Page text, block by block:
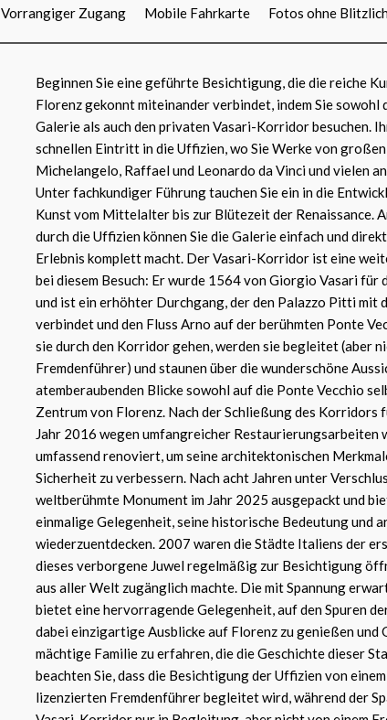
Vorrangiger Zugang Mobile Fahrkarte Fotos ohne
Beginnen Sie eine geführte Besichtigung, die die reiche
Florenz gekonnt miteinander verbindet, indem Sie sowohl
Galerie als auch den privaten Vasari-Korridor besuchen.
schnellen Eintritt in die Uffizien, wo Sie Werke von
Michelangelo, Raffael und Leonardo da Vinci und vielen
Unter fachkundiger Führung tauchen Sie ein in die
Kunst vom Mittelalter bis zur Blütezeit der Renaissance.
durch die Uffizien können Sie die Galerie einfach und
Erlebnis komplett macht. Der Vasari-Korridor ist eine
bei diesem Besuch: Er wurde 1564 von Giorgio Vasari für
und ist ein erhöhter Durchgang, der den Palazzo Pitti mit
verbindet und den Fluss Arno auf der berühmten Ponte
sie durch den Korridor gehen, werden sie begleitet (aber
Fremdenführer) und staunen über die wunderschöne
atemberaubenden Blicke sowohl auf die Ponte Vecchio
Zentrum von Florenz. Nach der Schließung des
Jahr 2016 wegen umfangreicher Restaurierungsarbeiten
umfassend renoviert, um seine architektonischen
Sicherheit zu verbessern. Nach acht Jahren unter
weltberühmte Monument im Jahr 2025 ausgepackt und
einmalige Gelegenheit, seine historische Bedeutung und
wiederzuentdecken. 2007 waren die Städte Italiens der
dieses verborgene Juwel regelmäßig zur Besichtigung
aus aller Welt zugänglich machte. Die mit Spannung
bietet eine hervorragende Gelegenheit, auf den Spuren
dabei einzigartige Ausblicke auf Florenz zu genießen und
mächtige Familie zu erfahren, die die Geschichte dieser
beachten Sie, dass die Besichtigung der Uffizien von
lizenzierten Fremdenführer begleitet wird, während der